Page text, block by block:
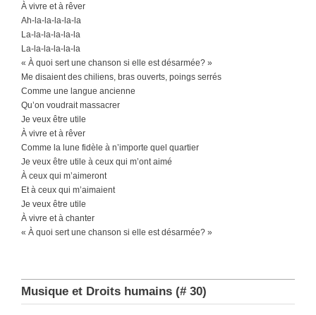
À vivre et à rêver
Ah-la-la-la-la-la
La-la-la-la-la-la
La-la-la-la-la-la
« À quoi sert une chanson si elle est désarmée? »
Me disaient des chiliens, bras ouverts, poings serrés
Comme une langue ancienne
Qu’on voudrait massacrer
Je veux être utile
À vivre et à rêver
Comme la lune fidèle à n’importe quel quartier
Je veux être utile à ceux qui m’ont aimé
À ceux qui m’aimeront
Et à ceux qui m’aimaient
Je veux être utile
À vivre et à chanter
« À quoi sert une chanson si elle est désarmée? »
Musique et Droits humains (# 30)